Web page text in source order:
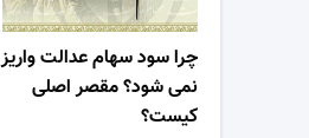
چرا سود سهام عدالت واریز
نمی شود؟ مقصر اصلی
کیست؟